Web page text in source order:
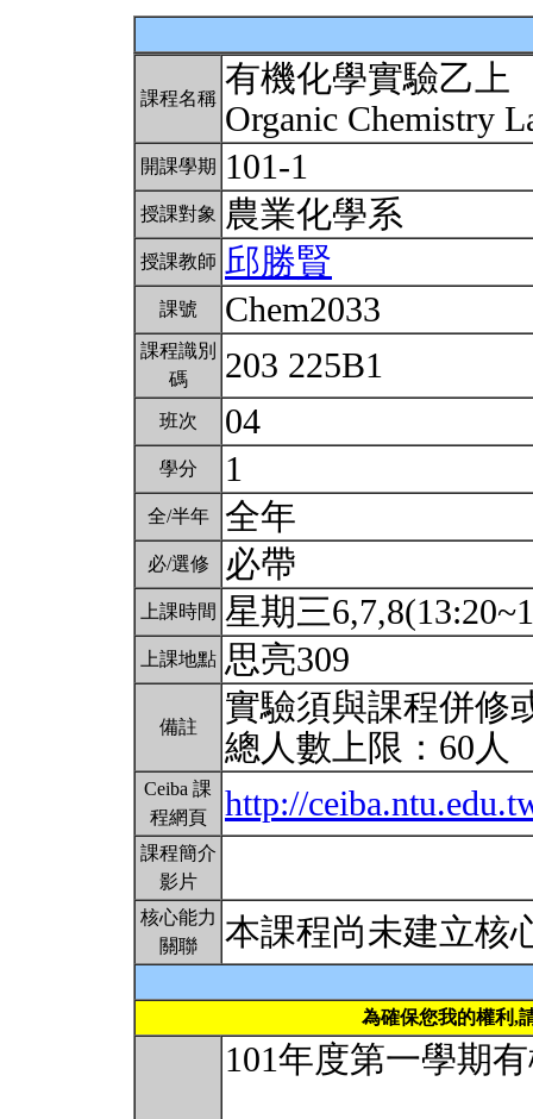
課程名稱 有機化學實驗乙上
Organic Chemistry
開課學期 101-1
授課對象 農業化學系
授課教師 邱勝賢
課號 Chem2033
課程識別
碼
203 225B1
班次 04
學分 1
全/半年 全年
必/選修 必帶
上課時間 星期三
上課地點 思亮309
備註
實驗須與課程併修
總人數上限：60人
Ceiba 課
程網頁
http://
課程簡介
影片
核心能力
關聯
本課程尚未建立核
為確保您我的權利,
101年度第一學期